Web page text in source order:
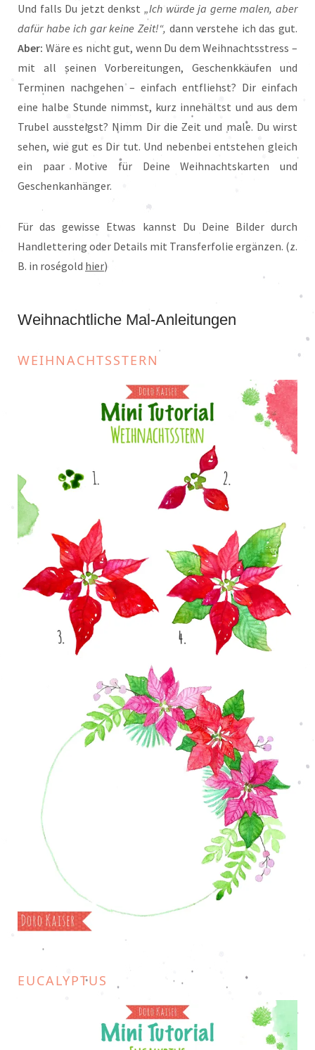
Und falls Du jetzt denkst „Ich würde ja gerne malen, aber
dafür habe ich gar keine Zeit!“, dann verstehe ich das gut.
Aber: Wäre es nicht gut, wenn Du dem Weihnachtsstress –
mit all seinen Vorbereitungen, Geschenkkäufen und
Terminen nachgehen – einfach entfliehst? Dir einfach
eine halbe Stunde nimmst, kurz innehältst und aus dem
Trubel aussteigst? Nimm Dir die Zeit und male. Du wirst
sehen, wie gut es Dir tut. Und nebenbei entstehen gleich
ein paar Motive für Deine Weihnachtskarten und
Geschenkanhänger.
Für das gewisse Etwas kannst Du Deine Bilder durch
Handlettering oder Details mit Transferfolie ergänzen. (z.
B. in roségold hier)
Weihnachtliche Mal-Anleitungen
WEIHNACHTSSTERN
EUCALYPTUS